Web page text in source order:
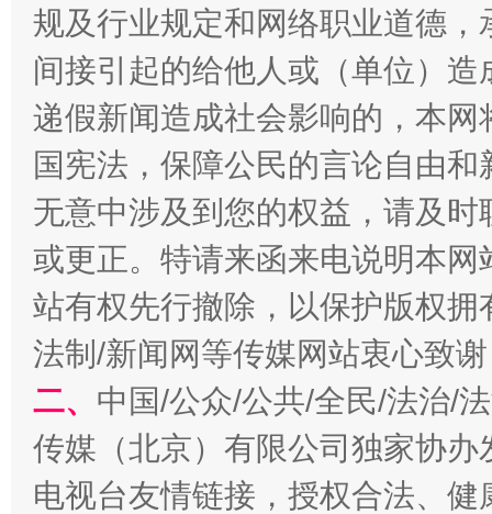
巳巳如意，开工大吉！ 三轮上
规及行业规定和网络职业道德
间接引起的给他人或（单位）
递假新闻造成社会影响的，本
国宪法，保障公民的言论自由
无意中涉及到您的权益，请及
或更正。特请来函来电说明本
站有权先行撤除，以保护版权
法制/新闻网等传媒网站衷心致
二、 中国/公众/公共/全民/法治/
传媒（北京）有限公司独家协
电视台友情链接，授权合法、